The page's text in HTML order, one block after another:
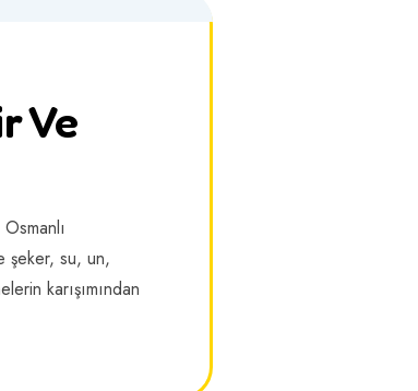
Ve
şeker, su, un,
karışımından